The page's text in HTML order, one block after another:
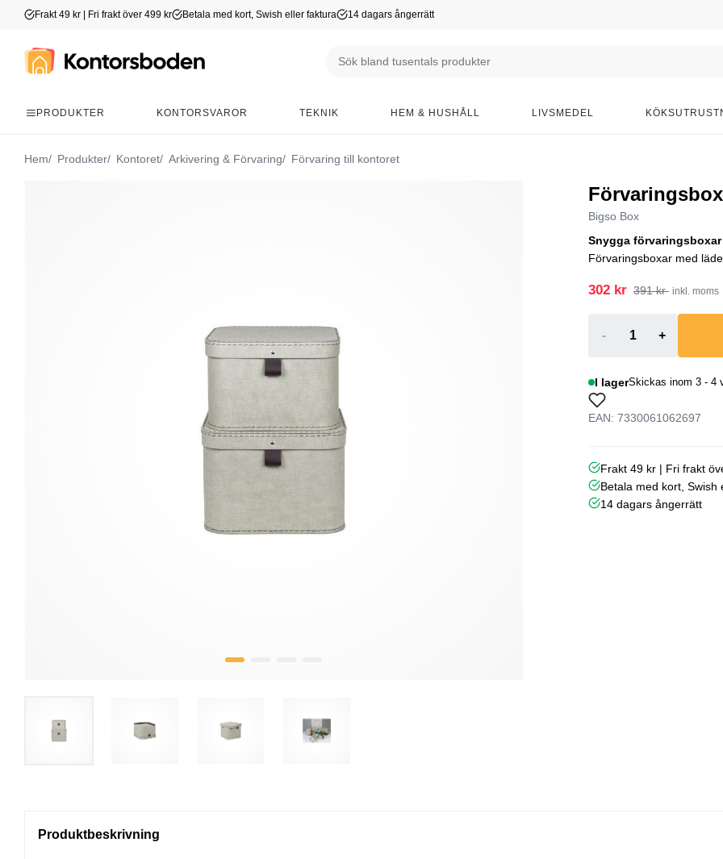
Frakt 49 kr | Fri frakt över 499 kr Betala med kort, Swish eller faktura 14 dagars ångerrätt
PRODUKTER KONTORSVAROR TEKNIK HEM & HUSHÅLL LIVSMEDEL
Hem Produkter Kontoret Arkivering & Förvaring Förvaring till kontoret
Bigso Box
Snygga
Förvaringsboxar med
302 kr 391 kr inkl. moms
- +
I lagerSkickas inom 3 - 4
EAN: 7330061062697
Frakt 49 kr | Fri frakt
Betala med kort, Swish
14 dagars ångerrätt
Produktbeskrivning